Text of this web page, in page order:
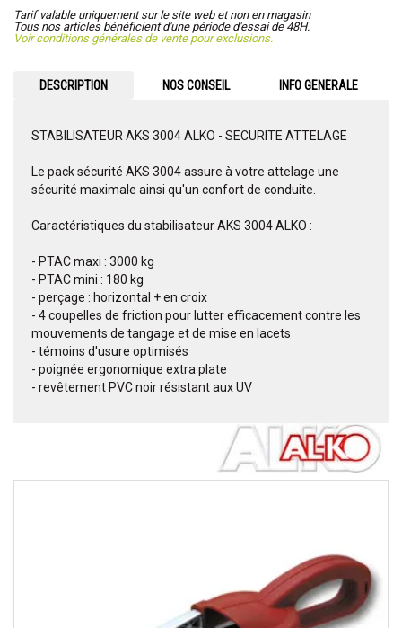
Tarif valable uniquement sur le site web et non en magasin
Tous nos articles bénéficient d'une période d'essai de 48H.
Voir conditions générales de vente pour exclusions.
DESCRIPTION NOS CONSEIL INFO GENERALE
STABILISATEUR AKS 3004 ALKO - SECURITE ATTELAGE
Le pack sécurité AKS 3004 assure à votre attelage une
sécurité maximale ainsi qu'un confort de conduite.
Caractéristiques du stabilisateur AKS 3004 ALKO :
- PTAC maxi : 3000 kg
- PTAC mini : 180 kg
- perçage : horizontal + en croix
- 4 coupelles de friction pour lutter efficacement contre les
mouvements de tangage et de mise en lacets
- témoins d'usure optimisés
- poignée ergonomique extra plate
- revêtement PVC noir résistant aux UV